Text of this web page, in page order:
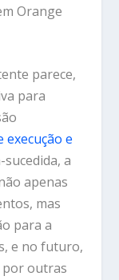
Orange
parece,
para
e
a
apenas
mas
para a
e no futuro,
por outras